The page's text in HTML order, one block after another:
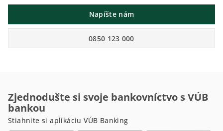
Napíšte nám
0850 123 000
Zjednodušte si svoje bankovníctvo s VÚB
bankou
Stiahnite si aplikáciu VÚB Banking